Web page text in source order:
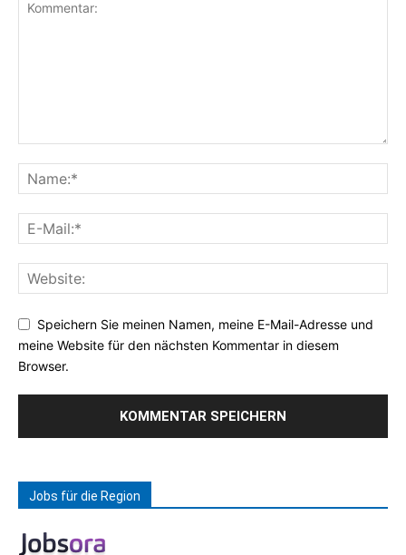
Speichern Sie meinen Namen, meine E-Mail-Adresse und
meine Website für den nächsten Kommentar in diesem
Browser.
Jobs für die Region